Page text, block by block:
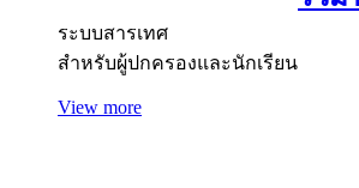
ระบบสารเทศ
สำหรับผู้ปกครองและนักเรียน
View more